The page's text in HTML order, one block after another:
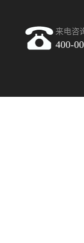
来电咨
400-